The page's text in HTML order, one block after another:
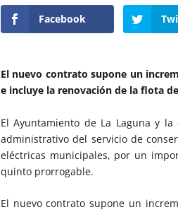
Facebook
El nuevo contrato supone un
e incluye la renovación de la flota
El Ayuntamiento de La Laguna y
administrativo del servicio de
eléctricas municipales, por un
quinto prorrogable.
El nuevo contrato supone un